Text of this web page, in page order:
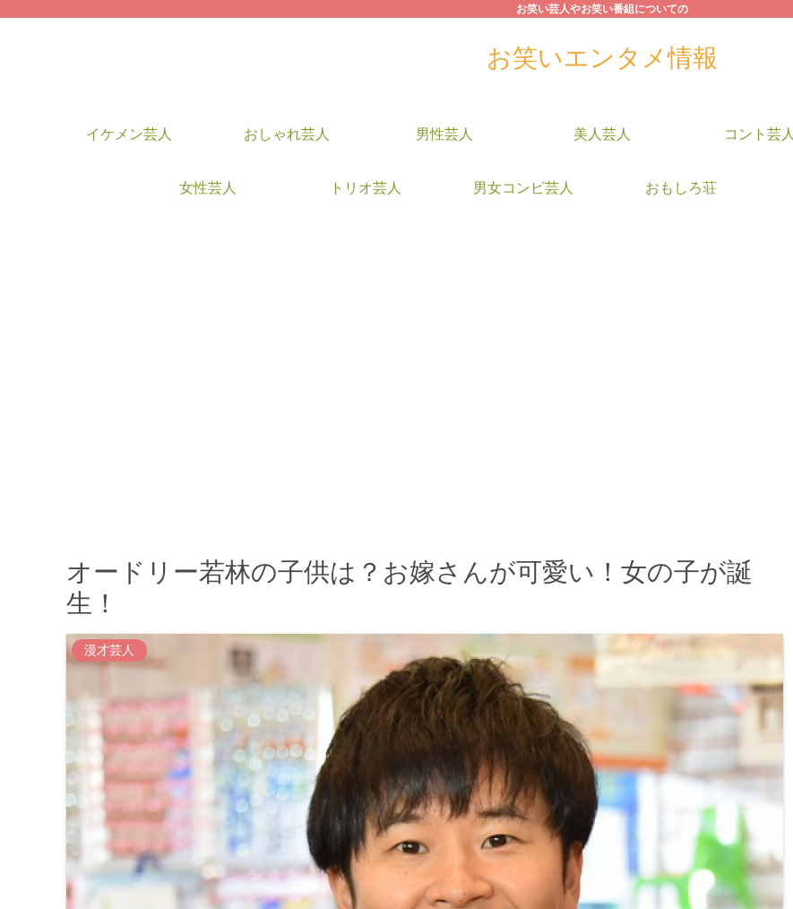
お笑い芸人やお笑い番組についての
お笑いエンタメ情報
イケメン芸人 おしゃれ芸人 男性芸人 美人芸人 コント芸人
女性芸人 トリオ芸人 男女コンビ芸人 おもしろ荘
オードリー若林の子供は？お嫁さんが可愛い！女の子が誕
生！
漫才芸人